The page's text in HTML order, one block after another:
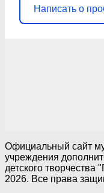
Написать о
Официальный сайт
учреждения
детского
2026. Все права